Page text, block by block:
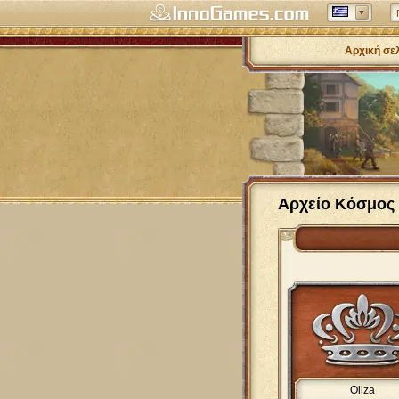
Αρχική
Αρχείο Κόσμος
Oliza